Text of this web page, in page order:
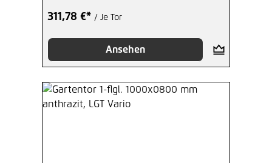
311,78 €* / Je Tor
Ansehen